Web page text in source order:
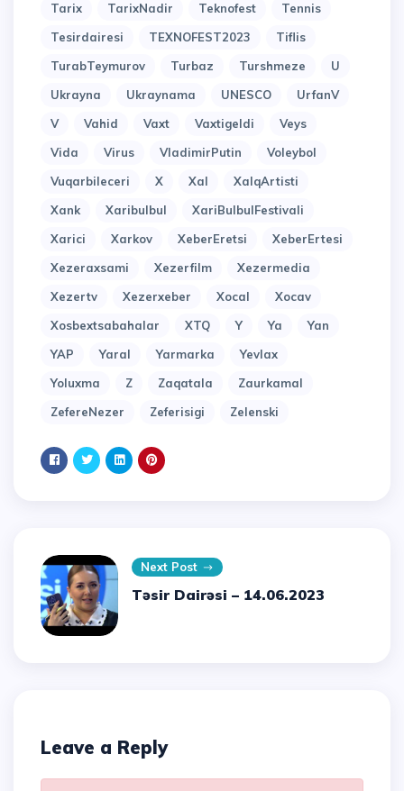
Tarix
TarixNadir Teknofest
Tennis
Tesirdairesi
TEXNOFEST2023
Tiflis
TurabTeymurov
Turbaz Turshmeze
U
Ukrayna
Ukraynama UNESCO
UrfanV
V
Vahid Vaxt Vaxtigeldi
Veys
Vida
Virus VladimirPutin
Voleybol
Vuqarbileceri
X Xal
XalqArtisti
Xank
Xaribulbul
XariBulbulFestivali
Xarici
Xarkov XeberEretsi
XeberErtesi
Xezeraxsami
Xezerfilm
Xezermedia
Xezertv
Xezerxeber Xocal
Xocav
Xosbextsabahalar
XTQ Y Ya
Yan
YAP
Yaral Yarmarka
Yevlax
Yoluxma
Z Zaqatala
Zaurkamal
ZefereNezer
Zeferisigi Zelenski
Next Post
Təsir Dairəsi – 14.06.2023
Leave a Reply